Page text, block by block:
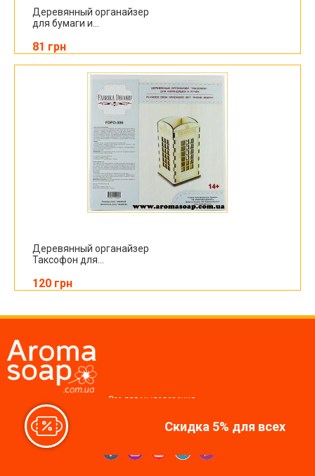
Деревянный органайзер
для бумаги и...
81 грн
Деревянный органайзер
Таксофон для...
120 грн
Скидка 5% для всех
Все для мыловарения,
Мы в соцсетях: